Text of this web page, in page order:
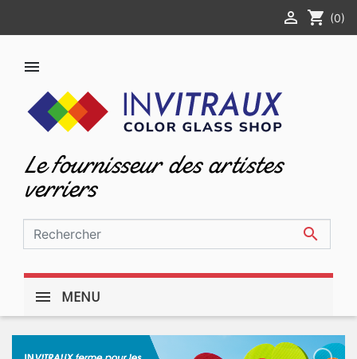
 shopping_cart (0)

Le fournisseur des artistes
verriers

MENU